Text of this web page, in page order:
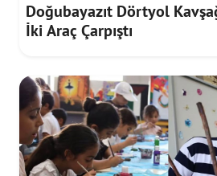
Doğubayazıt Dörtyol
İki Araç Çarpıştı